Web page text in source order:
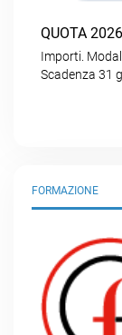
QUOTA 2026
Importi.
Scadenza 31
FORMAZIONE